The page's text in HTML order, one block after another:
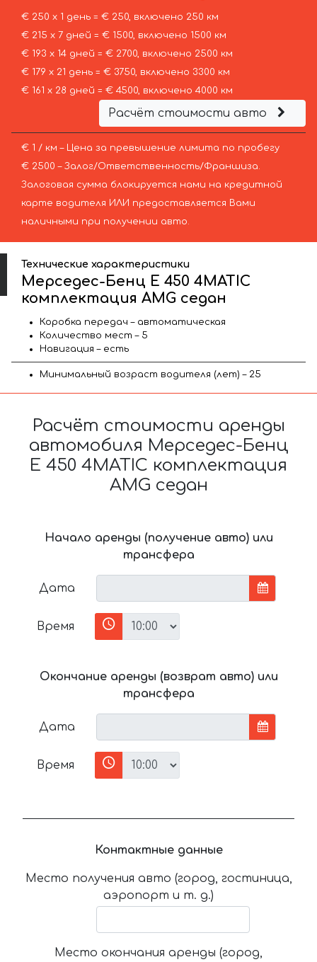
€ 250 х 1 день = € 250, включено 250 км
€ 215 х 7 дней = € 1500, включено 1500 км
€ 193 х 14 дней = € 2700, включено 2500 км
€ 179 х 21 день = € 3750, включено 3300 км
€ 161 х 28 дней = € 4500, включено 4000 км
Расчёт стоимости авто
€ 1 / км – Цена за превышение лимита по пробегу
€ 2500 – Залог/Ответственность/Франшиза.
Залоговая сумма блокируется нами на кредитной
карте водителя ИЛИ предоставляется Вами
наличными при получении авто.
Технические характеристики
Мерседес-Бенц E 450 4MATIC
комплектация AMG седан
Коробка передач – автоматическая
Количество мест – 5
Навигация – есть
Минимальный возраст водителя (лет) – 25
Расчёт стоимости аренды
автомобиля Мерседес-Бенц
E 450 4MATIC комплектация
AMG седан
Начало аренды (получение авто) или
трансфера
Дата
Время
Окончание аренды (возврат авто) или
трансфера
Дата
Время
Контактные данные
Место получения авто (город, гостиница,
аэропорт и т. д.)
Место окончания аренды (город,